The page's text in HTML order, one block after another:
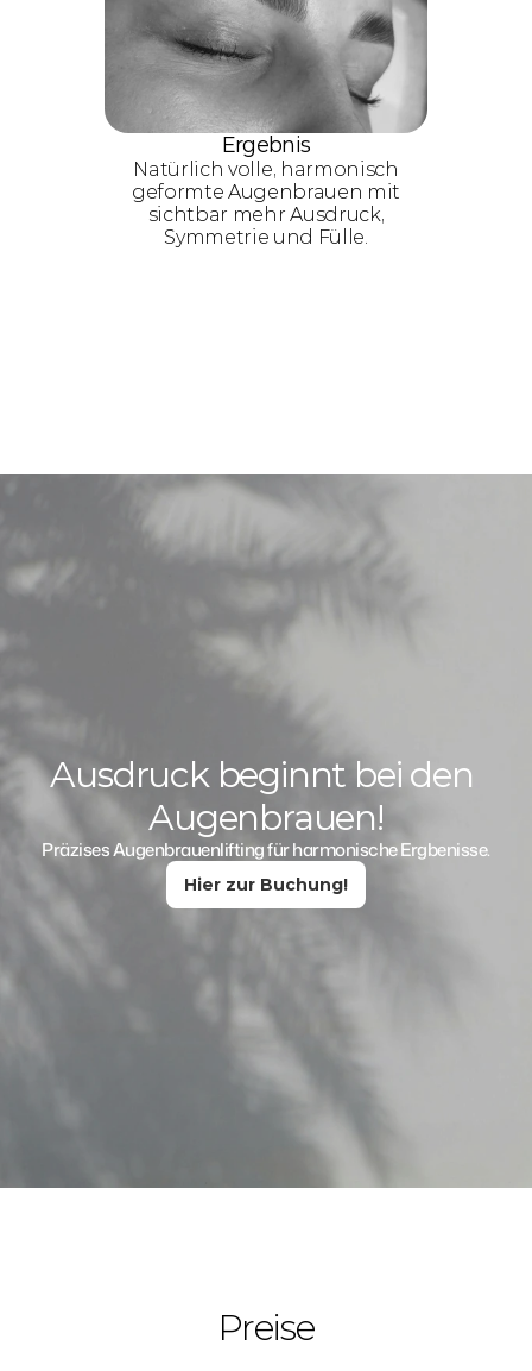
Ergebnis
Natürlich volle, harmonisch
geformte Augenbrauen mit
sichtbar mehr Ausdruck,
Symmetrie und Fülle.
Ausdruck beginnt bei den
Augenbrauen!
Präzises Augenbrauenlifting für harmonische Ergbenisse.
Hier zur Buchung!
Preise